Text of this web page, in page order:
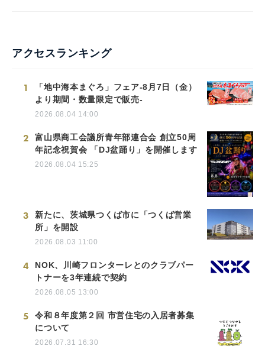
アクセスランキング
1
「地中海本まぐろ」フェア-8月7日（金）
より期間・数量限定で販売-
2026.08.04 14:00
2
富山県商工会議所青年部連合会 創立50周
年記念祝賀会 「DJ盆踊り」を開催します
2026.08.04 15:25
3
新たに、茨城県つくば市に「つくば営業
所」を開設
2026.08.03 11:00
4
NOK、川崎フロンターレとのクラブパー
トナーを3年連続で契約
2026.08.05 13:00
5
令和８年度第２回 市営住宅の入居者募集
について
2026.07.31 16:30